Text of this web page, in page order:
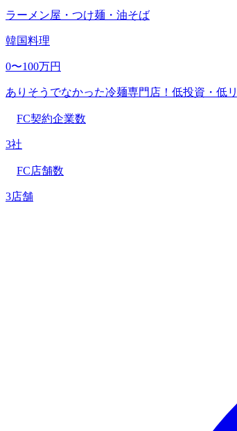
ラーメン屋・つけ麺・油そば
韓国料理
0〜100万円
ありそうでなかった冷麺専門店！低投資・低
FC契約企業数
3社
FC店舗数
3店舗